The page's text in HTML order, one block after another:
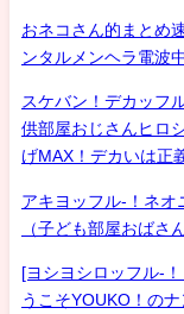
おネコさん的まとめ
ンタルメンヘラ電波
スケバン！デカッフ
供部屋おじさんヒロ
げMAX！デカいは正
アキヨッフル-！ネオ
（子ども部屋おばさ
[ヨシヨシロッフル-
うこそYOUKO！の